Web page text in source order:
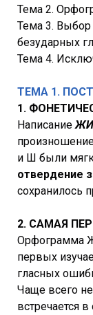
Тема 2.
Тема 3.
безударных
Тема 4.
ТЕМА 1.
1.
Написание
и Ш были
отвердение
сохранилось
2. САМАЯ
Орфограмма
первых
гласных
Чаще всего
встречается